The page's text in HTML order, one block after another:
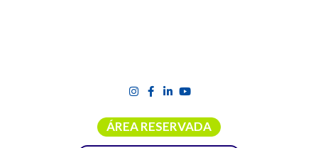
ÁREA RESERVADA